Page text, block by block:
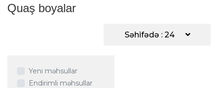
Quaş boyalar
Səhifədə : 24
Yeni məhsullar
Endirimli məhsullar